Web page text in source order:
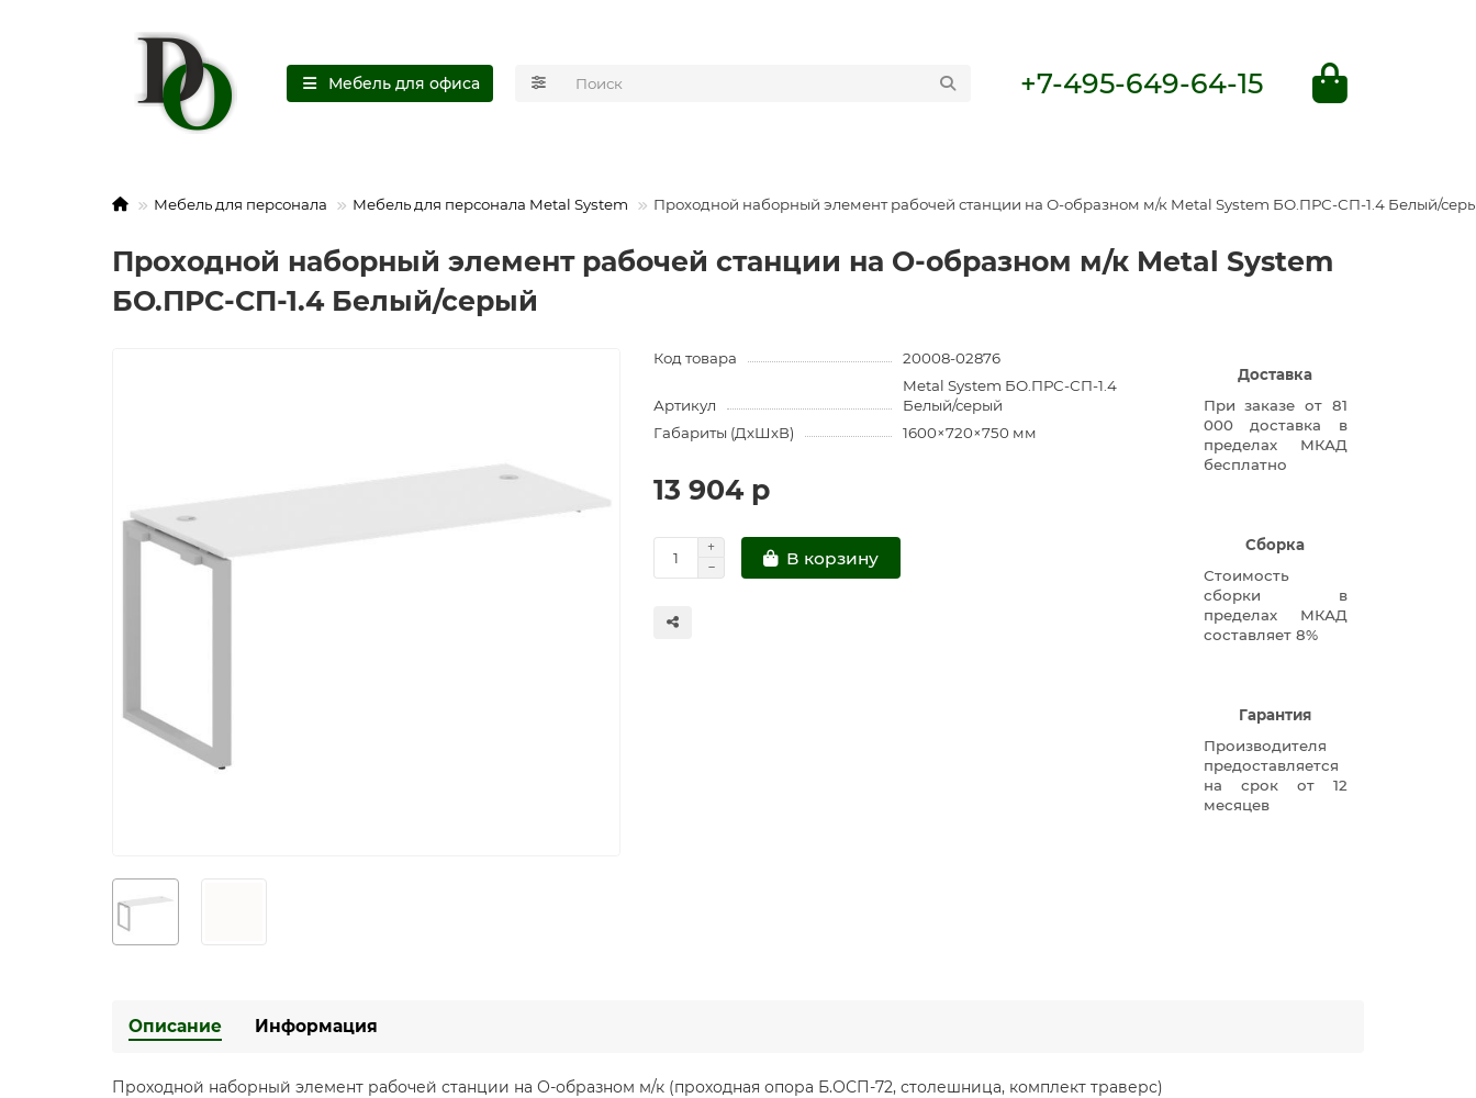
Мебель для офиса +7-495-649-64-15
Мебель для персонала Мебель для персонала Metal System Проходной наборный элемент рабочей станции на О-образном м/к Metal System БО.ПРС-СП-1.4 Белый/
Проходной наборный элемент рабочей станции на О-образном м/к Metal System
БО.ПРС-СП-1.4 Белый/серый
Код товара 20008-02876
Артикул
Metal System БО.ПРС-СП-1.4
Белый/серый
Габариты (ДхШхВ)
1600×720×750 мм
13 904 р
В корзину
Доставка
При заказе от 81
000 доставка в
пределах МКАД
бесплатно
Сборка
Стоимость
сборки в
пределах МКАД
составляет 8%
Гарантия
Производителя
предоставляется
на срок от 12
месяцев
Описание Информация
Проходной наборный элемент рабочей станции на О-образном м/к (проходная опора Б.ОСП-72, столешница, комплект траверс)